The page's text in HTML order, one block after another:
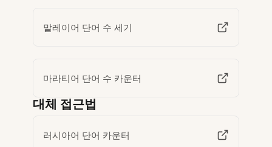
말레이어 단어 수 세기
마라티어 단어 수 카운터
대체 접근법
러시아어 단어 카운터